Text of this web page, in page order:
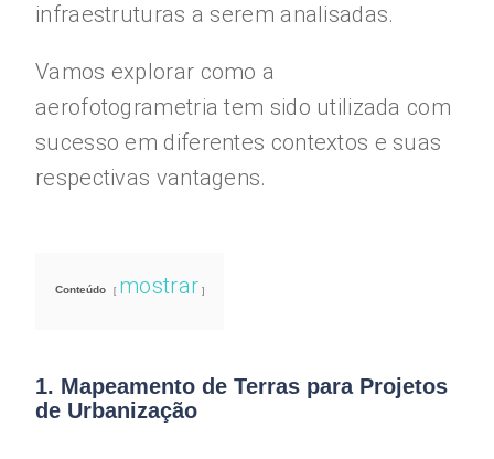
infraestruturas a serem analisadas.
Vamos explorar como a
aerofotogrametria tem sido utilizada com
sucesso em diferentes contextos e suas
respectivas vantagens.
Conteúdo mostrar
1. Mapeamento de Terras para Projetos
de Urbanização